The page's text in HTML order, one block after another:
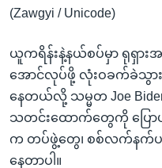
ရှာဖွေ
နေရာ
သို့
ကျော်
ရန်
(Zawgyi / Unicode)
ယူကရိန်းနဲ့နယ်စပ်မှာ ရုရှား
အောင်လုပ်ဖို့ လုံးဝခက်ခဲသွ
နေတယ်လို့ သမ္မတ Joe
သတင်းထောက်တွေကို ပြော
က တပ်ဖွဲ့တွေ၊ စစ်လက်နက်ပစ္
နေတာပါ။